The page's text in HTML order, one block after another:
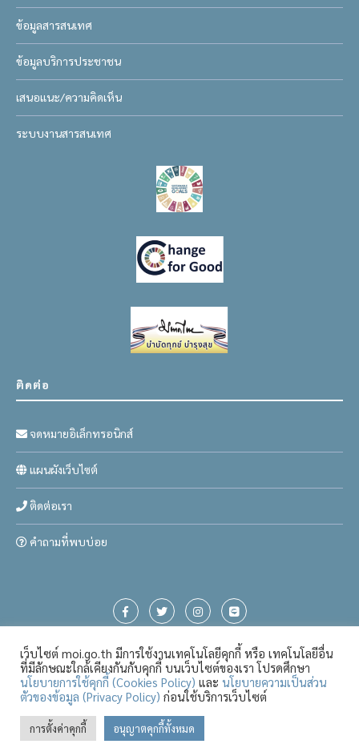
ข้อมูลสารสนเทศ
ข้อมูลบริการประชาชน
เสนอแนะ/ความคิดเห็น
ระบบงานสารสนเทศ
ติดต่อ
จดหมายอิเล็กทรอนิกส์
แผนผังเว็บไซต์
ติดต่อเรา
คำถามที่พบบ่อย
เว็บไซต์ moi.go.th มีการใช้งานเทคโนโลยีคุกกี้ หรือ เทคโนโลยีอื่น
ที่มีลักษณะใกล้เคียงกันกับคุกกี้ บนเว็บไซต์ของเรา โปรดศึกษา
นโยบายการใช้คุกกี้ (Cookies Policy) และ นโยบายความเป็นส่วน
ตัวของข้อมูล (Privacy Policy) ก่อนใช้บริการเว็บไซต์
การตั้งค่าคุกกี้ อนุญาตคุกกี้ทั้งหมด